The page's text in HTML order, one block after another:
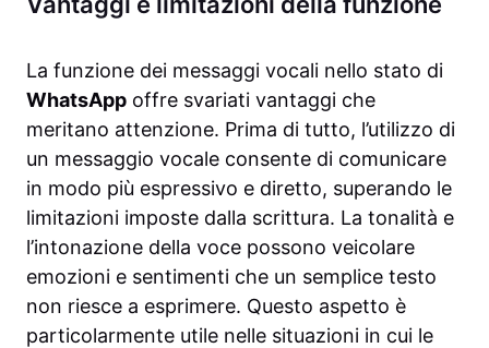
La funzione dei messaggi vocali nello stato di
WhatsApp offre svariati vantaggi che
meritano attenzione. Prima di tutto, l’utilizzo di
un messaggio vocale consente di comunicare
in modo più espressivo e diretto, superando le
limitazioni imposte dalla scrittura. La tonalità e
l’intonazione della voce possono veicolare
emozioni e sentimenti che un semplice testo
non riesce a esprimere. Questo aspetto è
particolarmente utile nelle situazioni in cui le